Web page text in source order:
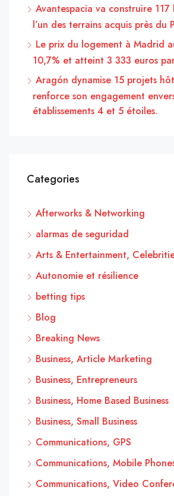
Avantespacia va construire 117
l’un des terrains acquis près du
Le prix du logement à Madrid
10,7% et atteint 3 333 euros
Aragón dynamise 15 projets
renforce son engagement
établissements 4 et 5 étoiles.
Categories
Afterworks & Networking
alarmas de seguridad
Arts & Entertainment,
Autonomie et résilience
betting tips
Blog
Breaking News
Business, Article Marketing
Business, Entrepreneurs
Business, Home Based Business
Business, Small Business
Communications, GPS
Communications, Mobile
Communications, Video